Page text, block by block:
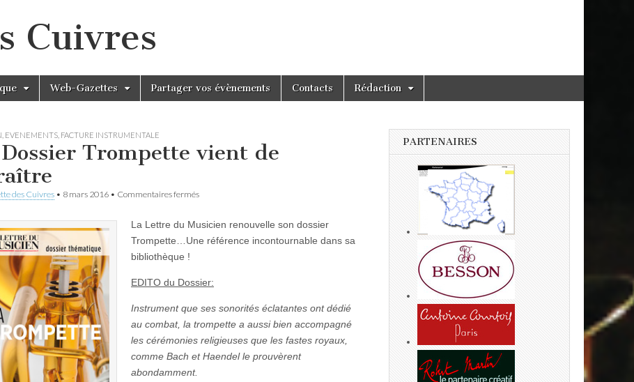
Cuivres
Web-Gazettes Partager vos évènements Contacts Rédaction
EVENEMENTS FACTURE INSTRUMENTALE
Trompette vient de
des Cuivres • 8 mars 2016 • Commentaires ferméssur
Trompette
vient
La Lettre du Musicien renouvelle son dossier
Trompette…Une référence incontournable dans sa
bibliothèque !
EDITO du Dossier:
Instrument que ses sonorités éclatantes ont dédié
au combat, la trompette a aussi bien accompagné
les cérémonies religieuses que les fastes royaux,
comme Bach et Haendel le prouvèrent
abondamment.
PARTENAIRES